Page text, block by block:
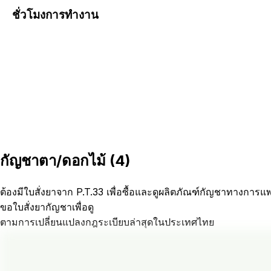
ชั่วโมงการทำงาน
กัญชาตา/ดอกไม้ (4)
ต้องมีใบสั่งยาจาก P.T.33 เพื่อซื้อและดูผลิตภัณฑ์กัญชาทางการแ
ขอใบสั่งยากัญชาเพื่อดู
ตามการเปลี่ยนแปลงกฎระเบียบล่าสุดในประเทศไทย